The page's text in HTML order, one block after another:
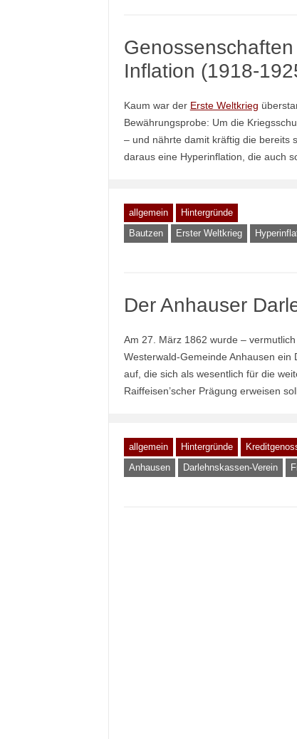
Inflation (1918-
Kaum war der Erste Weltkrieg
Bewährungsprobe: Um die
– und nährte damit kräftig die bereits
daraus eine Hyperinflation, die auch
allgemein
Hintergründe
Bautzen
Erster Weltkrieg
Der Anhauser
Am 27. März 1862 wurde –
Westerwald-Gemeinde Anhausen
auf, die sich als wesentlich für die
Raiffeisen’scher Prägung erweisen
allgemein Hintergründe
Anhausen
Darlehnskassen-Verein